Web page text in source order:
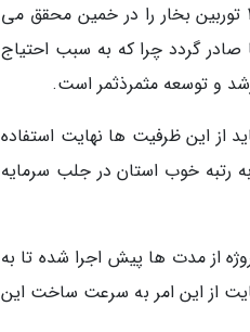
زاوشی با اشاره به میزان فراوریات این شرکت گفت: این شرکت توانایی فراوری سالانه 100 توربین بخار را در خمین محقق می
صادر گردد چرا که به سبب احتیاج
و توسعه مثمرذثمر است.
از این ظرفیت ها نهایت استفاده
رتبه خوب استان در جلب سرمایه
از مدت ها پیش اجرا شده تا به
از این امر به سرعت ساخت این